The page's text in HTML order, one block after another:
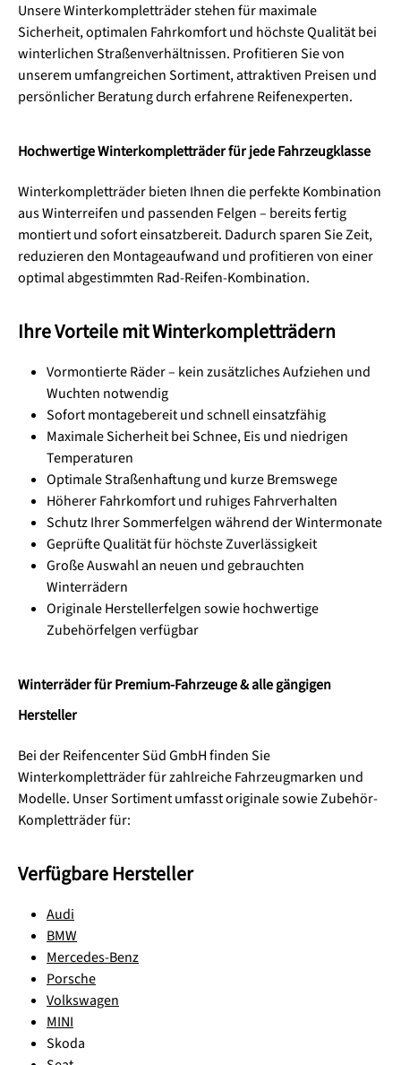
Unsere Winterkompletträder stehen für maximale
Sicherheit, optimalen Fahrkomfort und höchste Qualität bei
winterlichen Straßenverhältnissen. Profitieren Sie von
unserem umfangreichen Sortiment, attraktiven Preisen und
persönlicher Beratung durch erfahrene Reifenexperten.
Hochwertige Winterkompletträder für jede Fahrzeugklasse
Winterkompletträder bieten Ihnen die perfekte Kombination
aus Winterreifen und passenden Felgen – bereits fertig
montiert und sofort einsatzbereit. Dadurch sparen Sie Zeit,
reduzieren den Montageaufwand und profitieren von einer
optimal abgestimmten Rad-Reifen-Kombination.
Ihre Vorteile mit Winterkompletträdern
Vormontierte Räder – kein zusätzliches Aufziehen und
Wuchten notwendig
Sofort montagebereit und schnell einsatzfähig
Maximale Sicherheit bei Schnee, Eis und niedrigen
Temperaturen
Optimale Straßenhaftung und kurze Bremswege
Höherer Fahrkomfort und ruhiges Fahrverhalten
Schutz Ihrer Sommerfelgen während der Wintermonate
Geprüfte Qualität für höchste Zuverlässigkeit
Große Auswahl an neuen und gebrauchten
Winterrädern
Originale Herstellerfelgen sowie hochwertige
Zubehörfelgen verfügbar
Winterräder für Premium-Fahrzeuge & alle gängigen
Hersteller
Bei der Reifencenter Süd GmbH finden Sie
Winterkompletträder für zahlreiche Fahrzeugmarken und
Modelle. Unser Sortiment umfasst originale sowie Zubehör-
Kompletträder für:
Verfügbare Hersteller
Audi
BMW
Mercedes-Benz
Porsche
Volkswagen
MINI
Skoda